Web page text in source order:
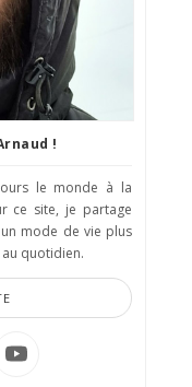
!
le monde à la
ce site, je partage
mode de vie plus
quotidien.